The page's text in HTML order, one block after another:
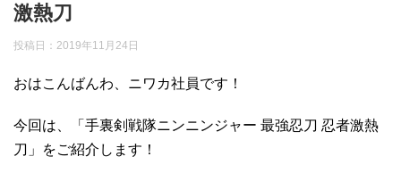
激熱刀
投稿日： 2019年11月24日
おはこんばんわ、ニワカ社員です！
今回は、「手裏剣戦隊ニンニンジャー 最強忍刀 忍者激熱
刀」をご紹介します！